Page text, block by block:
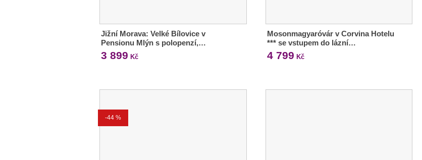
Jižní Morava: Velké Bílovice v
Pensionu Mlýn s polopenzí,…
3 899 Kč
Mosonmagyaróvár v Corvina Hotelu
*** se vstupem do lázní…
4 799 Kč
-44 %